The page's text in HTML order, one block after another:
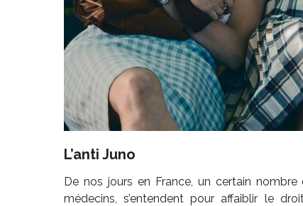
L’anti Juno
De nos jours en France, un certain nombre
médecins, s’entendent pour affaiblir le